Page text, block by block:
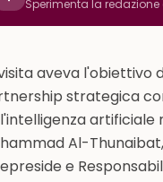
Sperimenta la
aveva l'obiettivo
strategica
artificiale
Al-
e